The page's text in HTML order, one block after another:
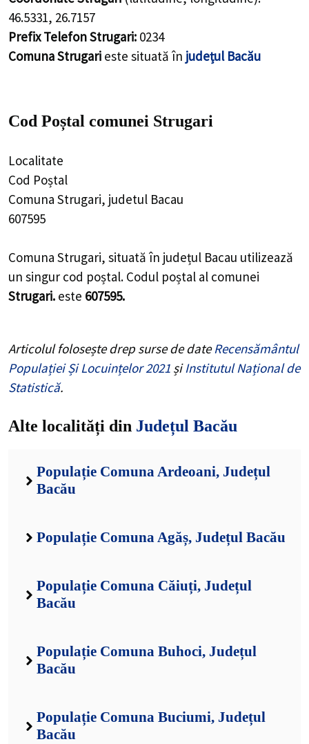
46.5331, 26.7157
Prefix Telefon Strugari: 0234
Comuna Strugari este situată în județul Bacău
Cod Poștal comunei Strugari
Localitate
Cod Poștal
Comuna Strugari, judetul Bacau
607595
Comuna Strugari, situată în județul Bacau utilizează
un singur cod poștal. Codul poștal al comunei
Strugari. este 607595.
Articolul folosește drep surse de dateRecensământul
Populației Și Locuințelor 2021 șiInstitutul Național de
Statistică.
Alte localități din Județul Bacău
Populație Comuna Ardeoani, Județul
Bacău
Populație Comuna Agăș, Județul Bacău
Populație Comuna Căiuți, Județul
Bacău
Populație Comuna Buhoci, Județul
Bacău
Populație Comuna Buciumi, Județul
Bacău